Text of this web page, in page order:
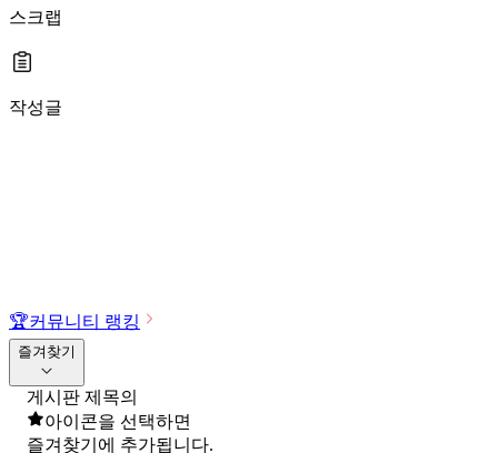
스크랩
작성글
🏆커뮤니티 랭킹
즐겨찾기
게시판 제목의
아이콘을 선택하면
즐겨찾기에 추가됩니다.